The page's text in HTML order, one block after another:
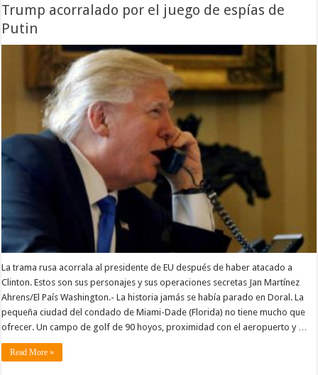
Trump acorralado por el juego de espías de
Putin
La trama rusa acorrala al presidente de EU después de haber atacado a
Clinton. Estos son sus personajes y sus operaciones secretas Jan Martínez
Ahrens/El País Washington.- La historia jamás se había parado en Doral. La
pequeña ciudad del condado de Miami-Dade (Florida) no tiene mucho que
ofrecer. Un campo de golf de 90 hoyos, proximidad con el aeropuerto y …
Read More »